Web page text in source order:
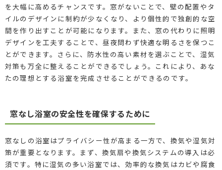
を大幅に高めるチャンスです。窓がないことで、壁の配置やタ
イルのデザインに制約が少なくなり、より個性的で独創的な空
間を作り出すことが可能になります。また、窓の代わりに照明
デザインを工夫することで、昼夜問わず快適な明るさを保つこ
とができます。さらに、防水性の高い素材を選ぶことで、湿気
対策も万全に整えることができるでしょう。これにより、あな
たの理想とする浴室を完成させることができるのです。
窓なし浴室の安全性を確保するために
窓なしの浴室はプライバシー性が高まる一方で、換気や湿気対
策が重要となります。まず、換気扇や換気システムの導入は必
須です。特に湿気の多い浴室では、効率的な換気はカビや腐食